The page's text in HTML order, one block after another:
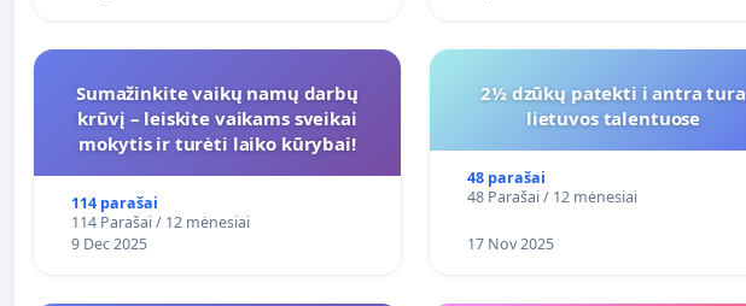
Sumažinkite vaikų namų darbų
krūvį – leiskite vaikams sveikai
mokytis ir turėti laiko kūrybai!
114 parašai
114 Parašai / 12 mėnesiai
9 Dec 2025
2½ dzūkų patekti i antra tura
lietuvos talentuose
48 parašai
48 Parašai / 12 mėnesiai
17 Nov 2025